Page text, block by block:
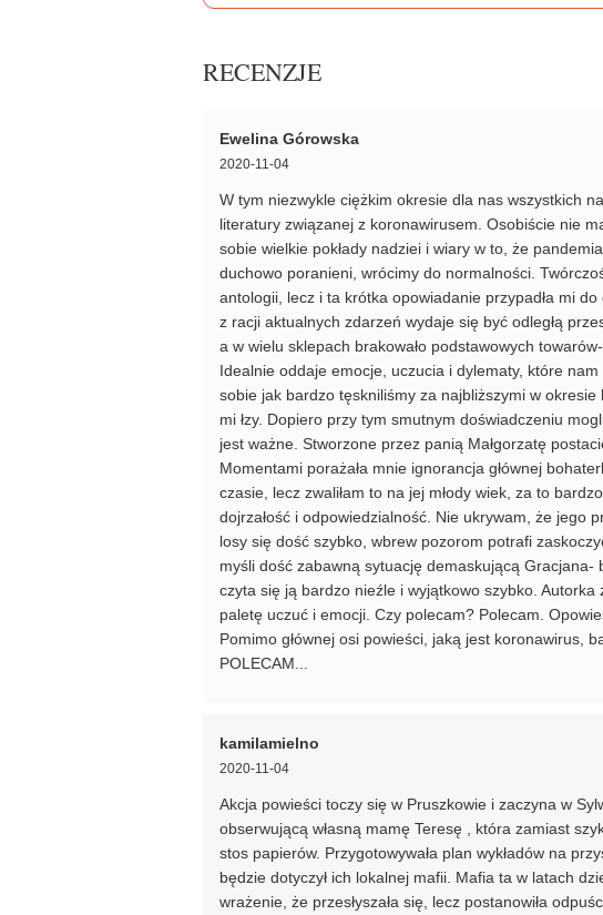
RECENZJE
Ewelina Górowska
2020-11-04
W tym niezwykle ciężkim okresie dla nas wszystkich
literatury związanej z koronawirusem. Osobiście nie
sobie wielkie pokłady nadziei i wiary w to, że
duchowo poranieni, wrócimy do normalności.
antologii, lecz i ta krótka opowiadanie przypadła mi
z racji aktualnych zdarzeń wydaje się być odległą
a w wielu sklepach brakowało podstawowych
Idealnie oddaje emocje, uczucia i dylematy, które
sobie jak bardzo tęskniliśmy za najbliższymi w
mi łzy. Dopiero przy tym smutnym doświadczeniu
jest ważne. Stworzone przez panią Małgorzatę
Momentami porażała mnie ignorancja głównej
czasie, lecz zwaliłam to na jej młody wiek, za to
dojrzałość i odpowiedzialność. Nie ukrywam, że jego
losy się dość szybko, wbrew pozorom potrafi
myśli dość zabawną sytuację demaskującą Gracjana-
czyta się ją bardzo nieźle i wyjątkowo szybko. Autorka
paletę uczuć i emocji. Czy polecam? Polecam.
Pomimo głównej osi powieści, jaką jest koronawirus,
POLECAM...
kamilamielno
2020-11-04
Akcja powieści toczy się w Pruszkowie i zaczyna w
obserwującą własną mamę Teresę , która zamiast
stos papierów. Przygotowywała plan wykładów na
będzie dotyczył ich lokalnej mafii. Mafia ta w latach
wrażenie, że przesłyszała się, lecz postanowiła